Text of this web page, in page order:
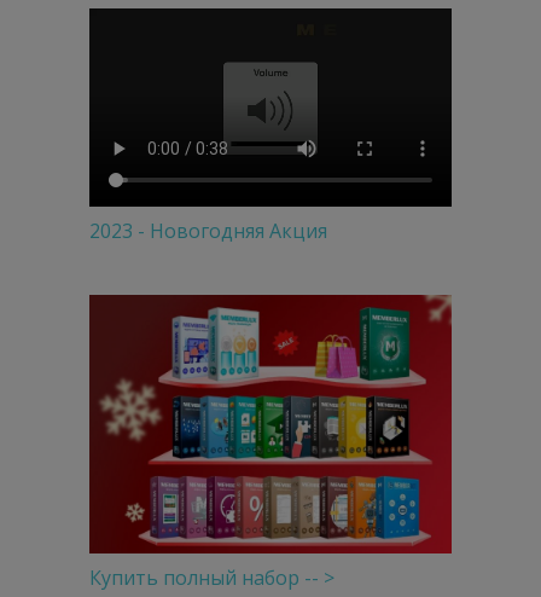
2023 - Новогодняя Акция
Купить полный набор -- >